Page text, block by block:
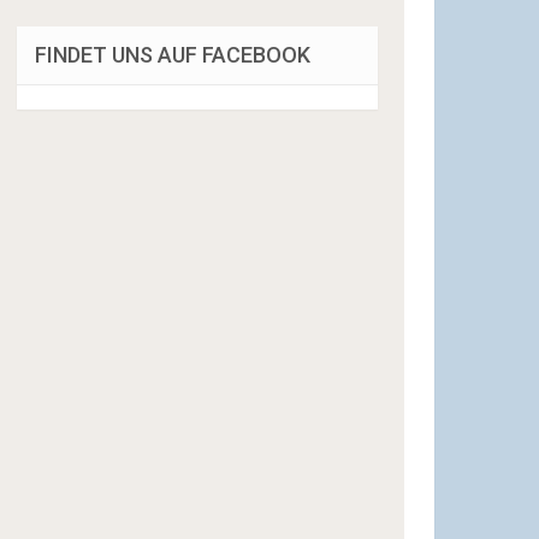
FINDET UNS AUF FACEBOOK